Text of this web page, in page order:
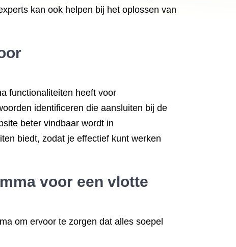
kan ook helpen bij het oplossen van
functionaliteiten heeft voor
identificeren die aansluiten bij de
beter vindbaar wordt in
biedt, zodat je effectief kunt werken
voor een vlotte
om ervoor te zorgen dat alles soepel